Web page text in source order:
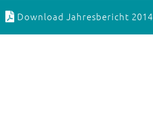
Download Jahresbericht 2014